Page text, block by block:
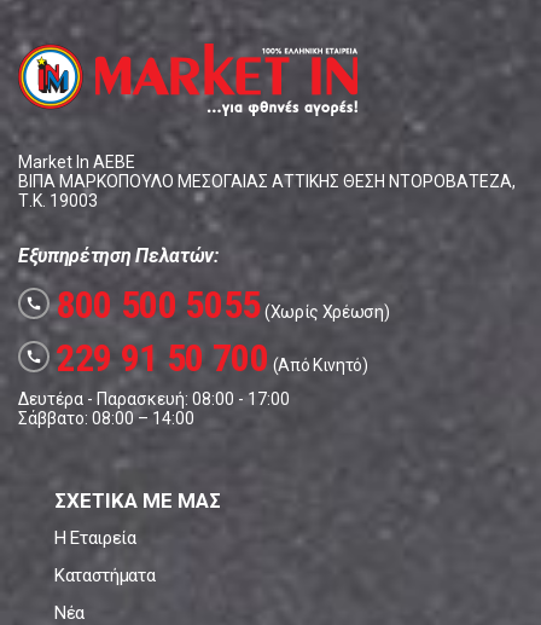
Market In ΑΕΒΕ
ΒΙΠΑ ΜΑΡΚΟΠΟΥΛΟ ΜΕΣΟΓΑΙΑΣ ΑΤΤΙΚΗΣ ΘΕΣΗ ΝΤΟΡΟΒΑΤΕΖΑ,
Τ.Κ. 19003
Εξυπηρέτηση Πελατών:
call 800 500 5055(Χωρίς Χρέωση)
call 229 91 50 700 (Από Κινητό)
Δευτέρα - Παρασκευή: 08:00 - 17:00
Σάββατο: 08:00 – 14:00
ΣΧΕΤΙΚΑ ΜΕ ΜΑΣ
Η Εταιρεία
Καταστήματα
Νέα